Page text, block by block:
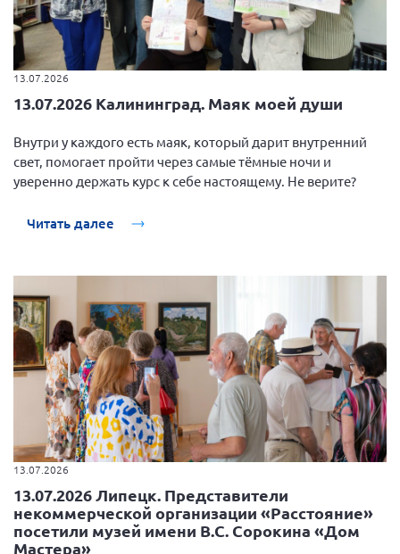
13.07.2026
13.07.2026 Калининград. Маяк моей души
Внутри у каждого есть маяк, который дарит внутренний
свет, помогает пройти через самые тёмные ночи и
уверенно держать курс к себе настоящему. Не верите?
Читать далее
13.07.2026
13.07.2026 Липецк. Представители
некоммерческой организации «Расстояние»
посетили музей имени В.С. Сорокина «Дом
Мастера»